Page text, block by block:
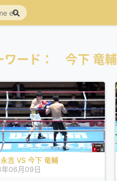
ワード： 今下 竜輔
永吉 VS 今下 竜輔
06月09日